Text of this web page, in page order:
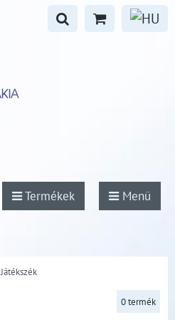
Termékek Menü
Játékszék
0termék